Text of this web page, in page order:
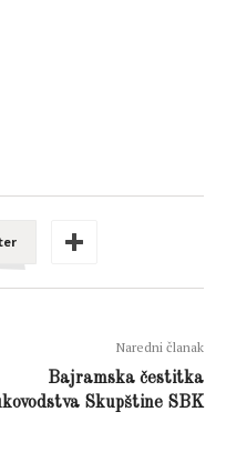
Naredni članak
Bajramska čestitka
Skupštine SBK